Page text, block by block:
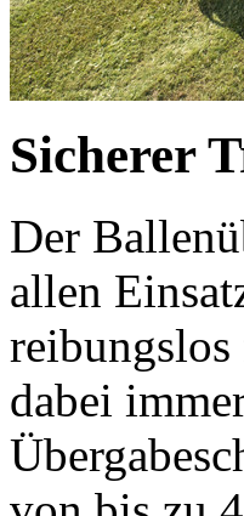
Sicherer
Der
allen
dabei